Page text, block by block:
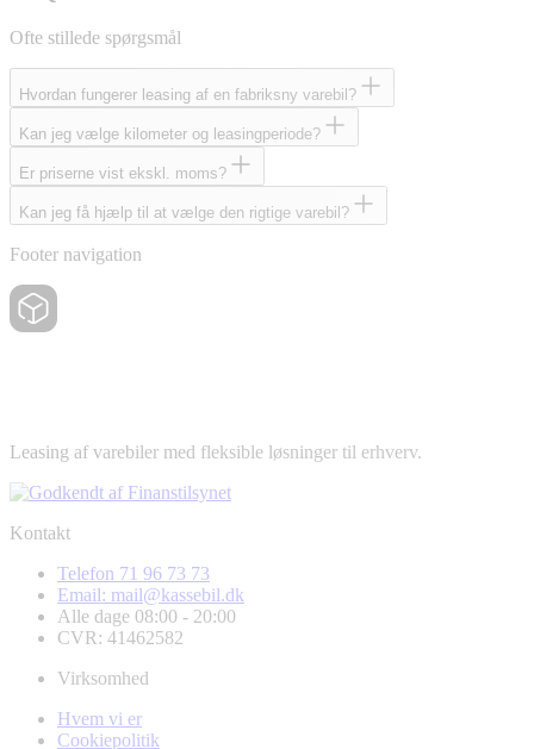
Ofte stillede spørgsmål
Hvordan fungerer leasing af en fabriksny varebil?
Kan jeg vælge kilometer og leasingperiode?
Er priserne vist ekskl. moms?
Kan jeg få hjælp til at vælge den rigtige varebil?
Footer navigation
Leasing af varebiler med fleksible løsninger til erhverv.
Kontakt
Telefon 71 96 73 73
Email: mail@kassebil.dk
Alle dage 08:00 - 20:00
CVR: 41462582
Virksomhed
Hvem vi er
Cookiepolitik